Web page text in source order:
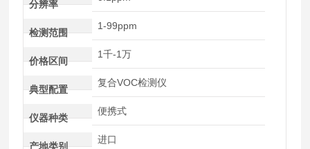
分辨率
检测范围
1-99ppm
价格区间
1千-1万
典型配置
复合VOC检测仪
仪器种类
便携式
产地类别
进口